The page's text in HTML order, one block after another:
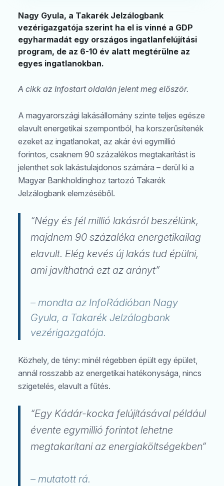
Nagy Gyula, a Takarék Jelzálogbank
vezérigazgatója szerint ha el is vinné a GDP
egyharmadát egy országos ingatlanfelújítási
program, de az 6-10 év alatt megtérülne az
egyes ingatlanokban.
A cikk az Infostart oldalán jelent meg először.
A magyarországi lakásállomány szinte teljes egésze
elavult energetikai szempontból, ha korszerűsítenék
ezeket az ingatlanokat, az akár évi egymillió
forintos, csaknem 90 százalékos megtakarítást is
jelenthet sok lakástulajdonos számára – derül ki a
Magyar Bankholdinghoz tartozó Takarék
Jelzálogbank elemzéséből.
“Négy és fél millió lakásról beszélünk,
majdnem 90 százaléka energetikailag
elavult. Elég kevés új lakás tud épülni,
ami javíthatná ezt az arányt”
– mondta az InfoRádióban Nagy
Gyula, a Takarék Jelzálogbank
vezérigazgatója.
Közhely, de tény: minél régebben épült egy épület,
annál rosszabb az energetikai hatékonysága, nincs
szigetelés, elavult a fűtés.
“Egy Kádár-kocka felújításával például
évente egymillió forintot lehetne
megtakarítani az energiaköltségekben”
– mutatott rá.